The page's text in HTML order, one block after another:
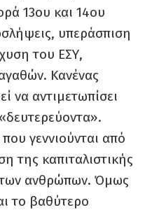
13ου και 14ου
υπεράσπιση
του ΕΣΥ,
Κανένας
να αντιμετωπίσει
γεννιούνται από
της καπιταλιστικής
ανθρώπων. Όμως
το βαθύτερο